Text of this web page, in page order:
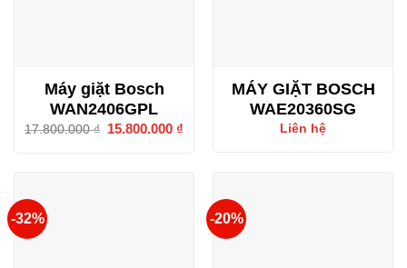
Máy giặt Bosch
WAN2406GPL
17.800.000₫
Giá
15.800.000 ₫
15.800.000 ₫.
MÁY GIẶT BOSCH
WAE20360SG
Liên hệ
-32% -20%